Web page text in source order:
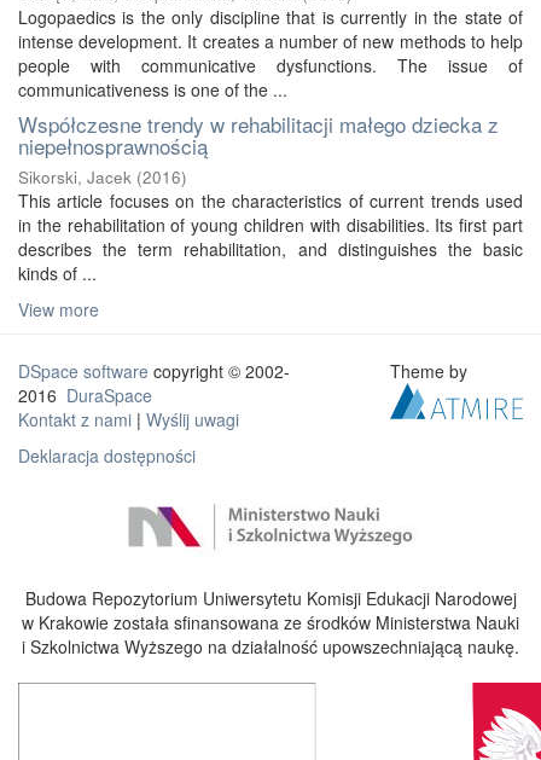
Logopaedics is the only discipline that is currently in the state of
intense development. It creates a number of new methods to help
people with communicative dysfunctions. The issue of
communicativeness is one of the ...
Współczesne trendy w rehabilitacji małego dziecka z
niepełnosprawnością
Sikorski, Jacek (2016)
This article focuses on the characteristics of current trends used
in the rehabilitation of young children with disabilities. Its first part
describes the term rehabilitation, and distinguishes the basic
kinds of ...
View more
DSpace software copyright © 2002-
2016 DuraSpace
Kontakt z nami | Wyślij uwagi
Deklaracja dostępności
Theme by
Budowa Repozytorium Uniwersytetu Komisji Edukacji Narodowej
w Krakowie została sfinansowana ze środków Ministerstwa Nauki
i Szkolnictwa Wyższego na działalność upowszechniającą naukę.